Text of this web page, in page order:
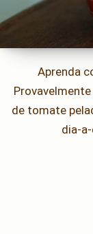
Aprenda
de tomate
dia-